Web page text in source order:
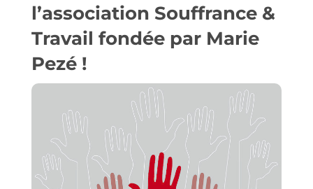
l’association Souffrance &
Travail fondée par Marie
Pezé !